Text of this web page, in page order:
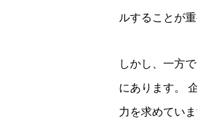
ルすることが重
しかし、一方
にあります。
力を求めてい